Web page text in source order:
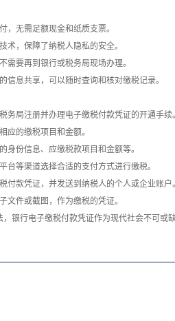
，无需足额现金和纸质支票。
术，保障了纳税人隐私的安全。
需要再到银行或税务局现场办理。
息共享，可以随时查询和核对缴税记录。
局注册并办理电子缴税付款凭证的开通手续。
应的缴税项目和金额。
身份信息、应缴税款项目和金额等。
台等渠道选择合适的支付方式进行缴税。
款凭证，并发送到纳税人的个人或企业账户。
文件或截图，作为缴税的凭证。
银行电子缴税付款凭证作为现代社会不可